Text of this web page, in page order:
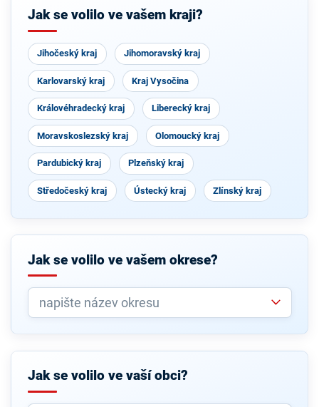
Spojených
České
strany
Jak se volilo ve vašem kraji?
Jihočeský kraj Jihomoravský kraj
Karlovarský kraj Kraj Vysočina
Královéhradecký kraj Liberecký kraj
Moravskoslezský kraj Olomoucký kraj
Pardubický kraj Plzeňský kraj
Středočeský kraj Ústecký kraj Zlínský kraj
Jak se volilo ve vašem okrese?
Jak se volilo ve vaší obci?